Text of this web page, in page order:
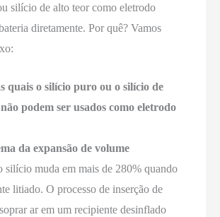
silício de alto teor como eletrodo
diretamente. Por quê? Vamos
quais o silício puro ou o silício de
podem ser usados como eletrodo
da expansão de volume
silício muda em mais de 280% quando
litiado. O processo de inserção de
ar em um recipiente desinflado